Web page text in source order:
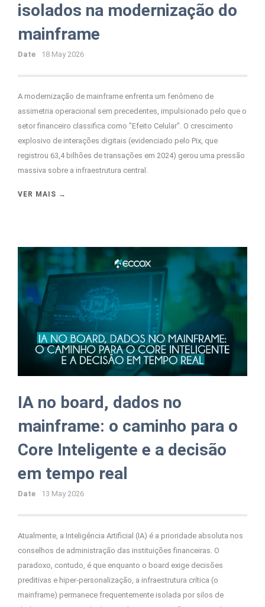
isolados na modernização do
mainframe
Date 18 May 2026
A modernização de mainframe enfrenta um fenômeno de
assimetria operacional sem precedentes, impulsionado pelo que o
setor financeiro classifica como "Efeito Celular". O crescimento
explosivo de interações digitais (evidenciado pelo Pix, que
registrou 63,4 bilhões de transações em 2024) gerou uma pressão
massiva sobre a infraestrutura central.
VER MAIS →
IA no board, dados no
mainframe: o caminho para o
Core Inteligente e a decisão
em tempo real
Date 13 May 2026
Atualmente, a Inteligência Artificial (IA) é a prioridade absoluta nos
conselhos de administração das instituições financeiras. O
paradoxo, contudo, é que enquanto o board exige decisões
preditivas e hiper-personalização, a infraestrutura crítica (o
mainframe) permanece frequentemente isolada por silos de